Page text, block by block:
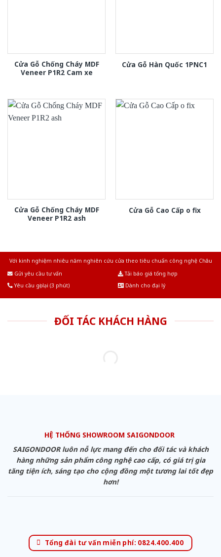
Cửa Gỗ Chống Cháy MDF
Veneer P1R2 Cam xe
Cửa Gỗ Hàn Quốc 1PNC1
Cửa Gỗ Chống Cháy MDF
Veneer P1R2 ash
Cửa Gỗ Cao Cấp o fix
Với kinh nghiệm nhiêu năm nghiên cứu cửa theo tiêu chuẩn công nghệ Châu
Gửi yêu cầu tư vấn
Tải báo giá tổng hợp
Yêu cầu gọi lại (3 phút)
Dành cho đại lý
ĐỐI TÁC KHÁCH HÀNG
HỆ THỐNG SHOWROOM SAIGONDOOR
SAIGONDOOR luôn nỗ lực mang đến cho đối tác và khách
hàng những sản phẩm công nghệ cao cấp, có giá trị gia
tăng tiện ích, sáng tạo cho cộng đồng một tương lai tốt đẹp
hơn!
Tổng đài tư vấn miễn phí: 0824.400.400